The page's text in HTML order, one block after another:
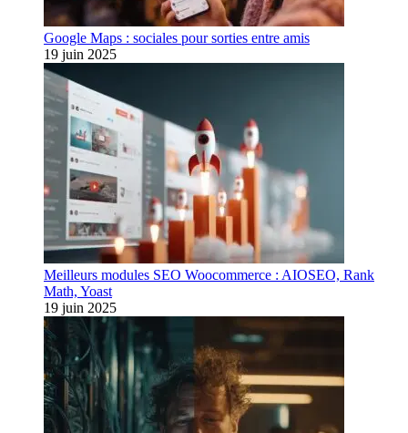
Google Maps : sociales pour sorties entre amis
19 juin 2025
Meilleurs modules SEO Woocommerce : AIOSEO, Rank
Math, Yoast
19 juin 2025